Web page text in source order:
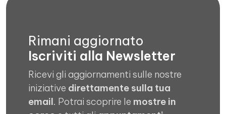
Rimani aggiornato
Iscriviti alla Newsletter
Ricevi gli aggiornamenti sulle nostre
iniziative direttamente sulla tua
email. Potrai scoprire le mostre in